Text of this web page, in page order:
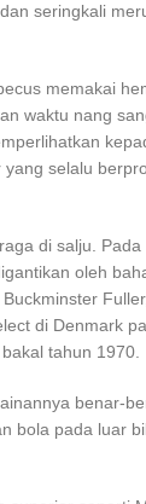
seringkali
memakai
waktu nang
selalu
di salju.
oleh
di Denmark
tahun 1970.
benar-
bola pada luar